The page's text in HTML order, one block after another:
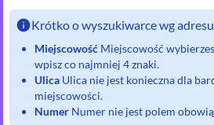
Krótko o wyszukiwarce wg
Miejscowość Miejscowość
wpisz co najmniej 4 znaki.
Ulica Ulica nie jest konieczna dla
miejscowości.
Numer Numer nie jest polem